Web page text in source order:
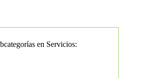
en Servicios: